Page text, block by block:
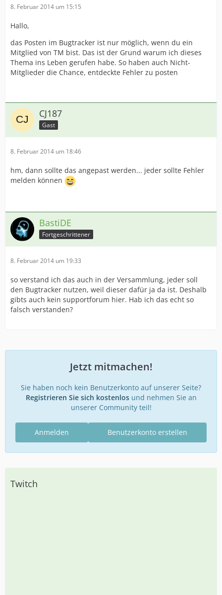
8. Februar 2014 um 15:15
Hallo,
das Posten im Bugtracker ist nur möglich, wenn du ein
Mitglied von TM bist. Das ist der Grund warum ich dieses
Thema ins Leben gerufen habe. So haben auch Nicht-
Mitglieder die Chance, entdeckte Fehler zu posten
CJ187
Gast
8. Februar 2014 um 18:46
hm, dann sollte das angepast werden... jeder sollte Fehler
melden können
BastiDE
Fortgeschrittener
8. Februar 2014 um 19:33
so verstand ich das auch in der Versammlung, jeder soll
den Bugtracker nutzen, weil dieser dafür ja da ist. Deshalb
gibts auch kein supportforum hier. Hab ich das echt so
falsch verstanden?
Jetzt mitmachen!
Sie haben noch kein Benutzerkonto auf unserer Seite?
Registrieren Sie sich kostenlosund nehmen Sie an
unserer Community teil!
Benutzerkonto erstellen
Anmelden
Twitch